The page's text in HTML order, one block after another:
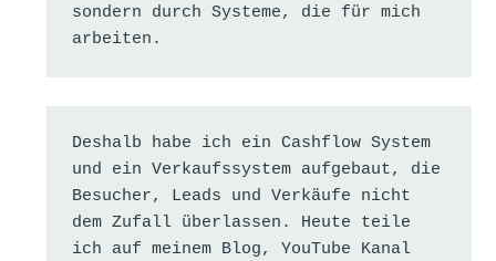
sondern durch Systeme, die für mich
arbeiten.
Deshalb habe ich ein Cashflow System
und ein Verkaufssystem aufgebaut, die
Besucher, Leads und Verkäufe nicht
dem Zufall überlassen. Heute teile
ich auf meinem Blog, YouTube Kanal